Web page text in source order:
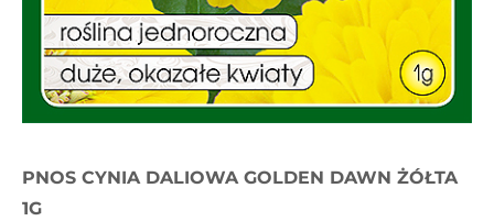
PNOS CYNIA DALIOWA GOLDEN DAWN ŻÓŁTA
1G